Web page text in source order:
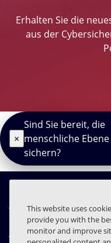
Erhalten Sie die
aus der
×
Sind Sie bereit, die
menschliche Ebene
sichern?
Über uns
Produkte
This website uses
provide you with the
monitor and improve